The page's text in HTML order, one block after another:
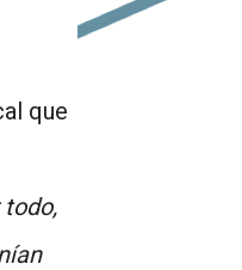
disminuir
que